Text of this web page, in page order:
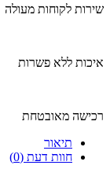
שירות לקוחות מעולה
איכות ללא פשרות
רכישה מאובטחת
תיאור
חוות דעת (0)